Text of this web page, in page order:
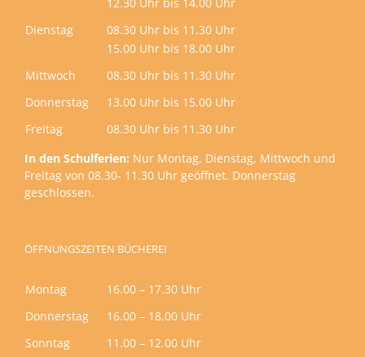
Dienstag
08.30 Uhr bis 11.30 Uhr
15.00 Uhr bis 18.00 Uhr
Mittwoch
08.30 Uhr bis 11.30 Uhr
Donnerstag
13.00 Uhr bis 15.00 Uhr
Freitag
08.30 Uhr bis 11.30 Uhr
In den Schulferien: Nur Montag, Dienstag, Mittwoch und
Freitag von 08.30- 11.30 Uhr geöffnet. Donnerstag
geschlossen.
ÖFFNUNGSZEITEN BÜCHEREI
Montag
16.00 – 17.30 Uhr
Donnerstag
16.00 – 18.00 Uhr
Sonntag
11.00 – 12.00 Uhr